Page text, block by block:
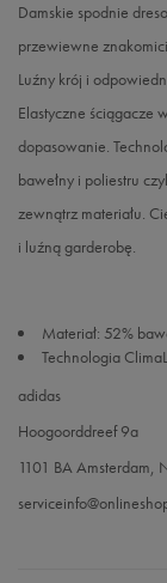
Damskie spodnie
przewiewne
Luźny krój i
Elastyczne ściągacze
dopasowanie.
bawełny i poliestru
zewnątrz materiału.
i luźną garderobę.
Materiał: 52%
Technologia
adidas
Hoogoorddreef 9a
1101 BA Amsterdam,